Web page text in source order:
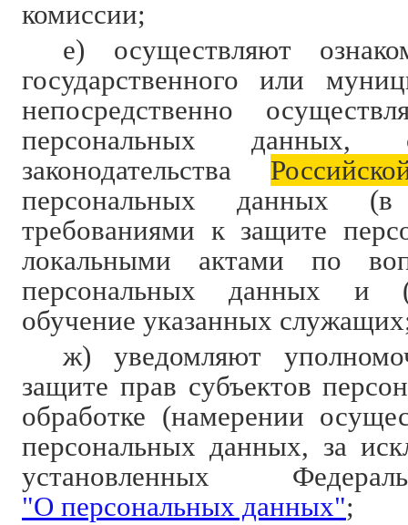
комиссии;
е) осуществляют
государственного или
непосредственно
персональных данных,
законодательства
персональных данных
требованиями к защите
локальными актами по
персональных данных и
обучение указанных
ж) уведомляют
защите прав субъектов
обработке (намерении
персональных данных, за
установленных
"О персональных данных";